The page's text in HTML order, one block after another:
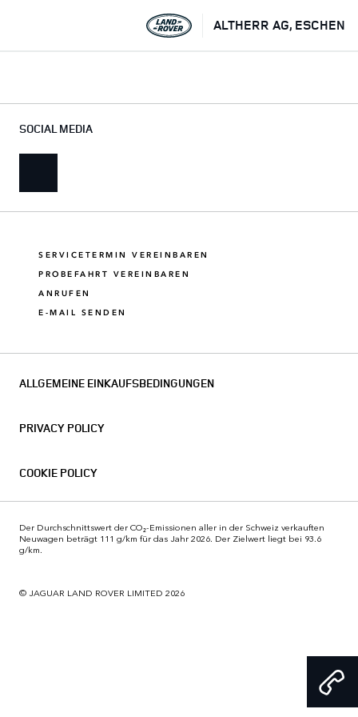
ALTHERR AG, ESCHEN
ALLGEMEINE EINKAUFSBEDINGUNGEN
PRIVACY POLICY
COOKIE POLICY
SERVICETERMIN VEREINBAREN
PROBEFAHRT VEREINBAREN
ANRUFEN
E-MAIL SENDEN
SOCIAL MEDIA
Der Durchschnittswert der CO₂-Emissionen aller in der Schweiz verkauften
Neuwagen beträgt 111 g/km für das Jahr 2026. Der Zielwert liegt bei 93.6
g/km.
© JAGUAR LAND ROVER LIMITED 2026